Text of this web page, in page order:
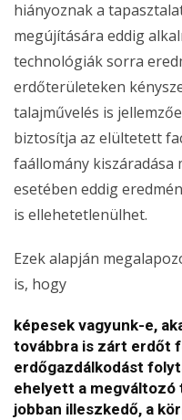
hiányoznak a
megújítására eddig
technológiák sorra
erdőterületeken
talajművelés is
biztosítja az elültetett
faállomány kiszáradása
esetében eddig
is ellehetetlenülhet.
Ezek alapján
is, hogy
képesek vagyunk-e,
továbbra is zárt erdőt
erdőgazdálkodást
ehelyett a
jobban illeszkedő, a